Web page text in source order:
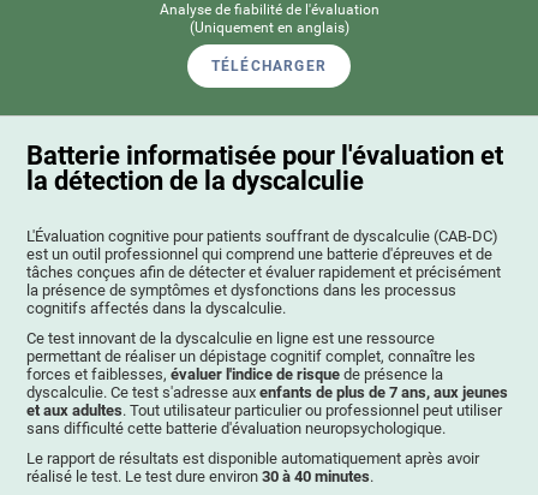
Analyse de fiabilité de l'évaluation
(Uniquement en anglais)
TÉLÉCHARGER
Batterie informatisée pour l'évaluation et
la détection de la dyscalculie
L'Évaluation cognitive pour patients souffrant de dyscalculie (CAB-DC)
est un outil professionnel qui comprend une batterie d'épreuves et de
tâches conçues afin de détecter et évaluer rapidement et précisément
la présence de symptômes et dysfonctions dans les processus
cognitifs affectés dans la dyscalculie.
Ce test innovant de la dyscalculie en ligne est une ressource
permettant de réaliser un dépistage cognitif complet, connaître les
forces et faiblesses,évaluer l'indice de risque de présence la
dyscalculie. Ce test s'adresse auxenfants de plus de 7 ans, aux jeunes
et aux adultes. Tout utilisateur particulier ou professionnel peut utiliser
sans difficulté cette batterie d'évaluation neuropsychologique.
Le rapport de résultats est disponible automatiquement après avoir
réalisé le test. Le test dure environ30 à 40 minutes.